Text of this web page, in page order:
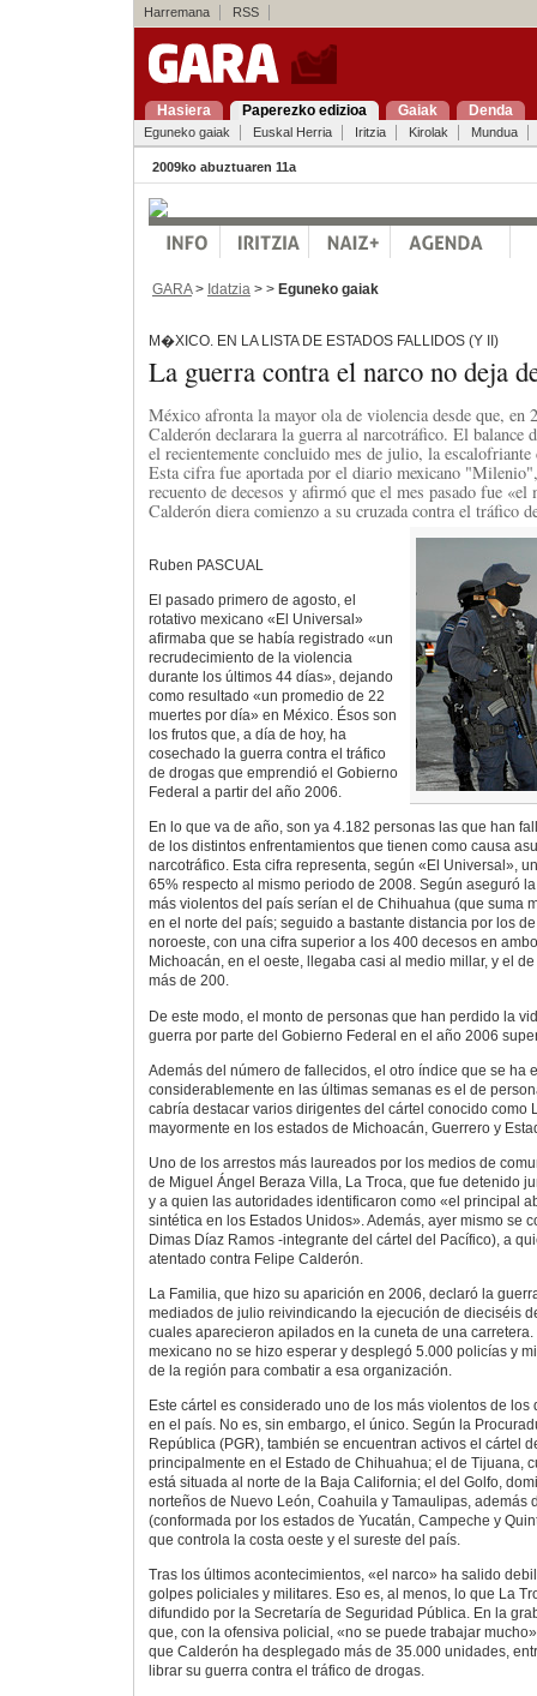
Harremana RSS
Hasiera Paperezko edizioa Gaiak Denda
Eguneko gaiak Euskal Herria Iritzia Kirolak Mundua
2009ko abuztuaren 11a
GARA> Idatzia > > Eguneko gaiak
M�XICO. EN LA LISTA DE ESTADOS FALLIDOS (Y II)
La guerra contra el narco no deja
México afronta la mayor ola de violencia desde que, en
Calderón declarara la guerra al narcotráfico. El balance
el recientemente concluido mes de julio, la
Esta cifra fue aportada por el diario mexicano
recuento de decesos y afirmó que el mes pasado fue «el
Calderón diera comienzo a su cruzada contra el tráfico
Ruben PASCUAL
El pasado primero de agosto, el
rotativo mexicano «El Universal»
afirmaba que se había registrado «un
recrudecimiento de la violencia
durante los últimos 44 días», dejando
como resultado «un promedio de 22
muertes por día» en México. Ésos son
los frutos que, a día de hoy, ha
cosechado la guerra contra el tráfico
de drogas que emprendió el Gobierno
Federal a partir del año 2006.
En lo que va de año, son ya 4.182 personas las que han
de los distintos enfrentamientos que tienen como causa
narcotráfico. Esta cifra representa, según «El Universal»,
65% respecto al mismo periodo de 2008. Según aseguró
más violentos del país serían el de Chihuahua (que suma
en el norte del país; seguido a bastante distancia por los
noroeste, con una cifra superior a los 400 decesos en
Michoacán, en el oeste, llegaba casi al medio millar, y el
más de 200.
De este modo, el monto de personas que han perdido la
guerra por parte del Gobierno Federal en el año 2006
Además del número de fallecidos, el otro índice que se ha
considerablemente en las últimas semanas es el de
cabría destacar varios dirigentes del cártel conocido como
mayormente en los estados de Michoacán, Guerrero y
Uno de los arrestos más laureados por los medios de
de Miguel Ángel Beraza Villa, La Troca, que fue detenido
y a quien las autoridades identificaron como «el principal
sintética en los Estados Unidos». Además, ayer mismo se
Dimas Díaz Ramos -integrante del cártel del Pacífico), a
atentado contra Felipe Calderón.
La Familia, que hizo su aparición en 2006, declaró la
mediados de julio reivindicando la ejecución de dieciséis
cuales aparecieron apilados en la cuneta de una
mexicano no se hizo esperar y desplegó 5.000 policías y
de la región para combatir a esa organización.
Este cártel es considerado uno de los más violentos de
en el país. No es, sin embargo, el único. Según la
República (PGR), también se encuentran activos el cártel
principalmente en el Estado de Chihuahua; el de Tijuana,
está situada al norte de la Baja California; el del Golfo,
norteños de Nuevo León, Coahuila y Tamaulipas, además
(conformada por los estados de Yucatán, Campeche y
que controla la costa oeste y el sureste del país.
Tras los últimos acontecimientos, «el narco» ha salido
golpes policiales y militares. Eso es, al menos, lo que La
difundido por la Secretaría de Seguridad Pública. En la
que, con la ofensiva policial, «no se puede trabajar
que Calderón ha desplegado más de 35.000 unidades,
librar su guerra contra el tráfico de drogas.